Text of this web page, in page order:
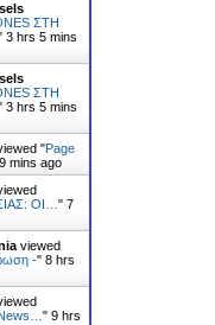
ΣΤΗ
3 hrs 5 mins
ΣΤΗ
3 hrs 5 mins
"Page
mins ago
ΟΙ… " 7
viewed
-" 8 hrs
" 9 hrs